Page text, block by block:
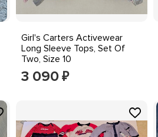
Girl's Carters Activewear
Long Sleeve Tops, Set Of
Two, Size 10
3 090 ₽